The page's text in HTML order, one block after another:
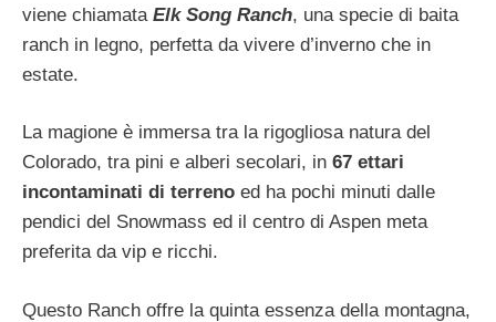
viene chiamata Elk Song Ranch, una specie di baita
ranch in legno, perfetta da vivere d’inverno che in
estate.
La magione è immersa tra la rigogliosa natura del
Colorado, tra pini e alberi secolari, in 67 ettari
incontaminati di terreno ed ha pochi minuti dalle
pendici del Snowmass ed il centro di Aspen meta
preferita da vip e ricchi.
Questo Ranch offre la quinta essenza della montagna,